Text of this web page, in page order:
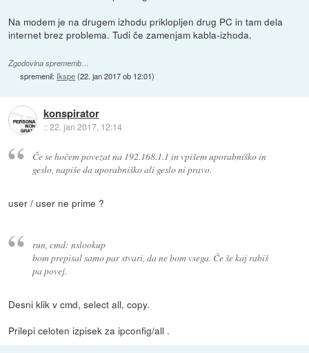
Na modem je na drugem izhodu priklopljen drug PC in tam dela
internet brez problema. Tudi če zamenjam kabla-izhoda.
Zgodovina sprememb…
spremenil: Ikspe(22. jan 2017 ob 12:01)
konspirator
::22. jan 2017, 12:14
Če se hočem povezat na 192.168.1.1 in vpišem uporabniško in
geslo, napiše da uporabniško ali geslo ni pravo.
user / user ne prime ?
run, cmd: nslookup
bom prepisal samo par stvari, da ne bom vsega. Če še kaj rabiš
pa povej.
Desni klik v cmd, select all, copy.
Prilepi celoten izpisek za ipconfig/all .